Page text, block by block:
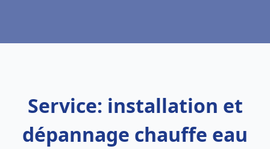
Service: installation et
dépannage chauffe eau